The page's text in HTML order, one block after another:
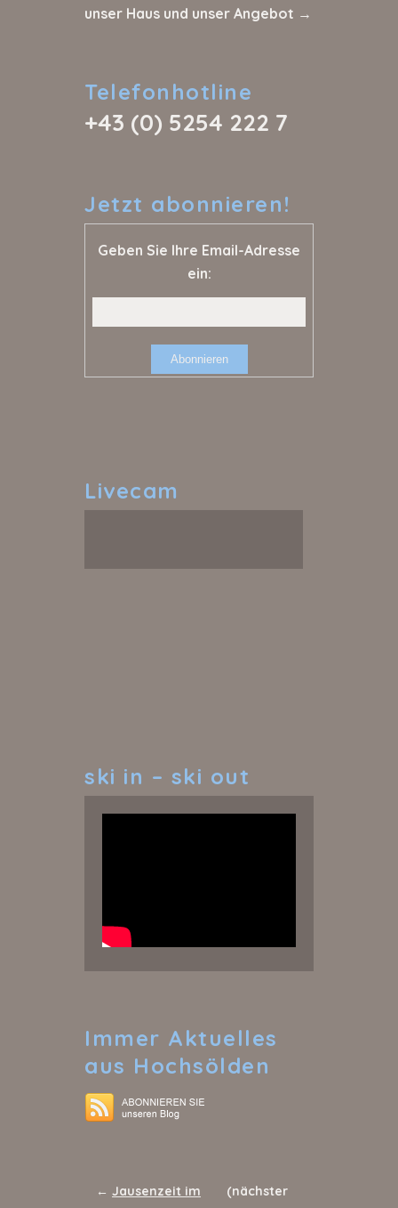
unser Haus und unser Angebot →
Telefonhotline
+43 (0) 5254 222 7
Jetzt abonnieren!
Geben Sie Ihre Email-Adresse
ein:
Livecam
ski in – ski out
Immer Aktuelles
aus Hochsölden
← Jausenzeit im
(nächster